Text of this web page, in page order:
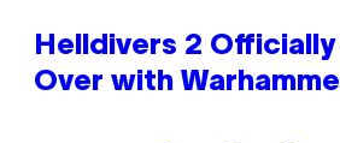
Helldivers 2
Over with